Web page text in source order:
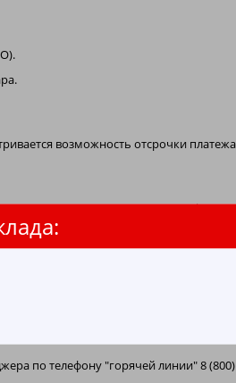
возможность отсрочки
менеджера по телефону
в удобное для Вас место и
и выбрать нужные для себя позиции,
в пункте самовывоза.
по телефону "горячей линии" 8 (800)